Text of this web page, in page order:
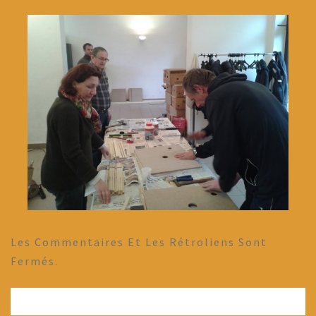
Les Commentaires Et Les Rétroliens Sont
Fermés.